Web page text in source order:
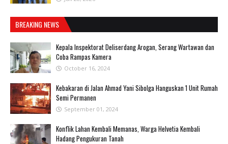
BREAKING NEWS
Kepala Inspektorat Deliserdang Arogan, Serang Wartawan dan
Coba Rampas Kamera
October 16, 2024
Kebakaran di Jalan Ahmad Yani Sibolga Hanguskan 1 Unit Rumah
Semi Permanen
September 01, 2024
Konflik Lahan Kembali Memanas, Warga Helvetia Kembali
Hadang Pengukuran Tanah